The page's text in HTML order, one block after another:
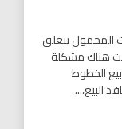
تتعلق
هناك مشكلة
الخطوط
البيع،...